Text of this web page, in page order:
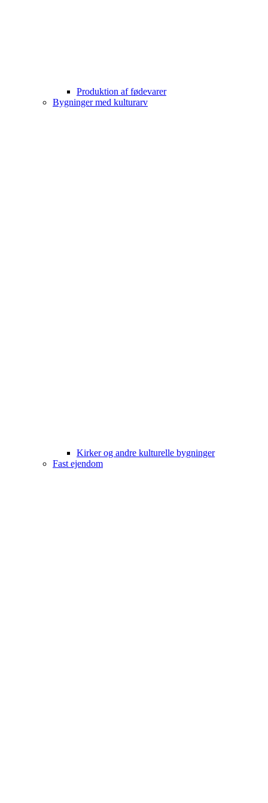
Produktion af fødevarer
Bygninger med kulturarv
Kirker og andre kulturelle bygninger
Fast ejendom